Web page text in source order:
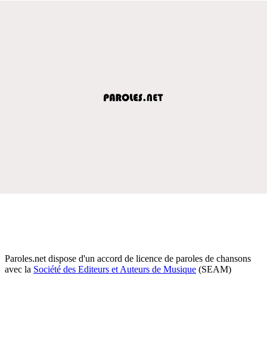
Paroles.net dispose d'un accord de licence de paroles de chansons
avec la Société des Editeurs et Auteurs de Musique (SEAM)